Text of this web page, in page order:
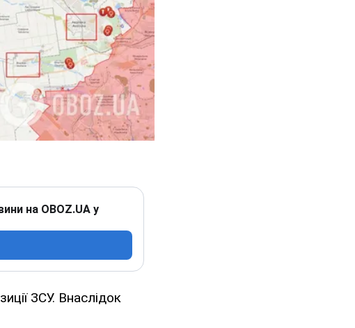
на OBOZ.UA у
ЗСУ. Внаслідок